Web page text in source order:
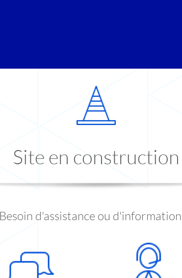
Site en construction
Besoin d'assistance ou